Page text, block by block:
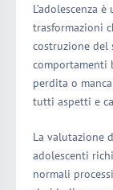
L’adolescenza
trasformazioni
costruzione del
comportamenti
perdita o
tutti aspetti e
La valutazione
adolescenti
normali